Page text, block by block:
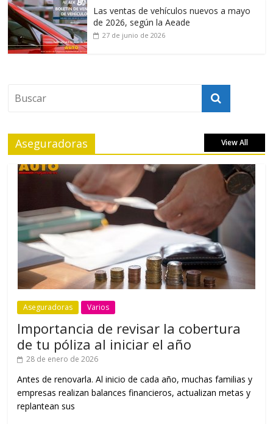
Las ventas de vehículos nuevos a mayo
de 2026, según la Aeade
27 de junio de 2026
Aseguradoras View All
Aseguradoras Varios
Importancia de revisar la cobertura
de tu póliza al iniciar el año
28 de enero de 2026
Antes de renovarla. Al inicio de cada año, muchas familias y
empresas realizan balances financieros, actualizan metas y
replantean sus